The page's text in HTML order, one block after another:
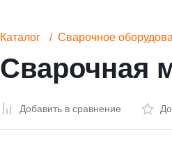
Каталог Сварочное
Сварочная
Добавить в сравнение